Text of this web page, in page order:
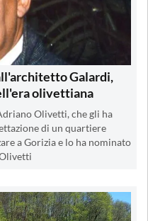
Galardi,
olivettiana
Olivetti, che gli ha
di un quartiere
a Gorizia e lo ha nominato